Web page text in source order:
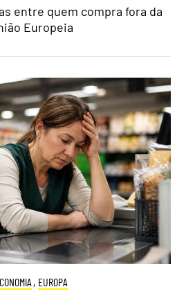
entre quem compra fora da
Europeia
, EUROPA